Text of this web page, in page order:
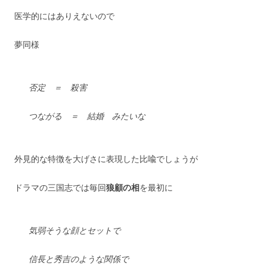
医学的にはありえないので
夢同様
否定 ＝ 殺害
つながる ＝ 結婚 みたいな
外見的な特徴を大げさに表現した比喩でしょうが
ドラマの三国志では毎回狼顧の相を最初に
気弱そうな顔とセットで
信長と秀吉のような関係で